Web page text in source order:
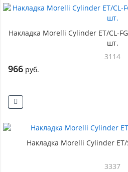
Накладка Morelli Cylinder ET/CL-
шт.
3114
966 руб.
Накладка Morelli Cylinder
3337